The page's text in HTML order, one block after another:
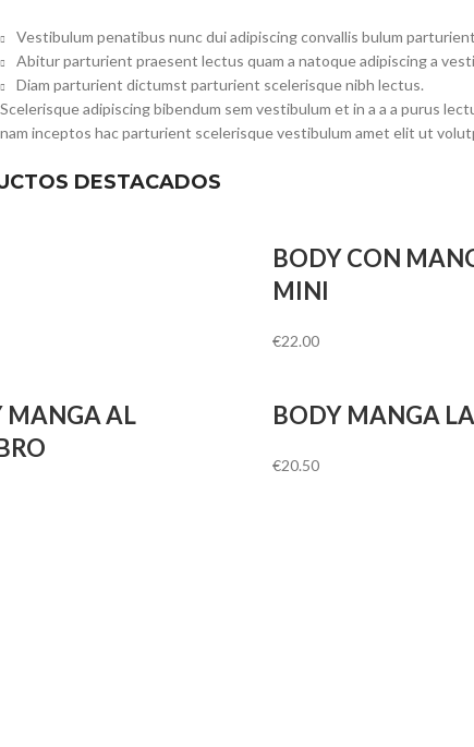
Vestibulum penatibus nunc dui adipiscing convallis bulum
Abitur parturient praesent lectus quam a natoque adipiscing a
Diam parturient dictumst parturient scelerisque nibh lectus.
Scelerisque adipiscing bibendum sem vestibulum et in a a a purus
nam inceptos hac parturient scelerisque vestibulum amet elit ut
DESTACADOS
BODY CON
MINI
€22.00
MANGA AL
BODY MANGA
€20.50